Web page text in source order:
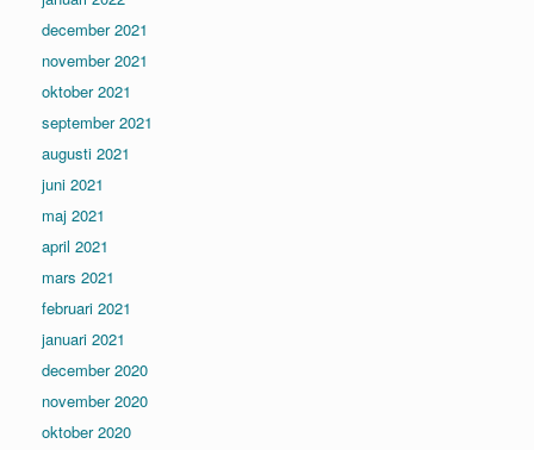
december 2021
november 2021
oktober 2021
september 2021
augusti 2021
juni 2021
maj 2021
april 2021
mars 2021
februari 2021
januari 2021
december 2020
november 2020
oktober 2020